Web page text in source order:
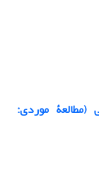
(مطالعۀ موردی: